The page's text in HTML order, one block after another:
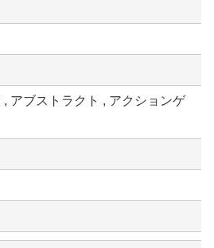
アブストラクト , アクションゲ